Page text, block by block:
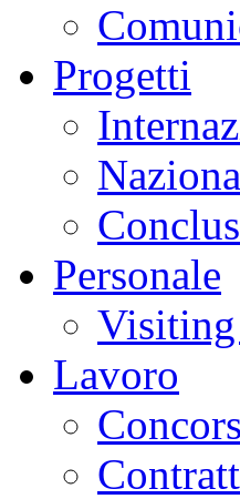
Progetti
Personale
Visiting
Lavoro